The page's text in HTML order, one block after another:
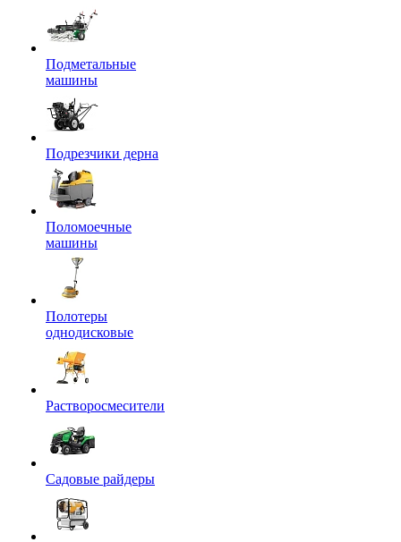
Подметальные
машины
Подрезчики дерна
Поломоечные
машины
Полотеры
однодисковые
Растворосмесители
Садовые райдеры